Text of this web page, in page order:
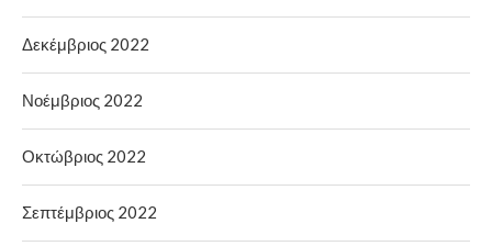
Δεκέμβριος 2022
Νοέμβριος 2022
Οκτώβριος 2022
Σεπτέμβριος 2022